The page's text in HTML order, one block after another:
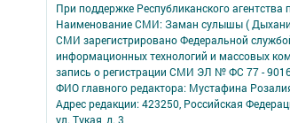
При поддержке Республиканского
Наименование СМИ: Заман сулышы (
СМИ зарегистрировано Федеральной
информационных технологий и массовых
запись о регистрации СМИ ЭЛ № ФС 77 -
ФИО главного редактора: Мустафина
Адрес редакции: 423250, Российская
ул. Тукая, д. 3